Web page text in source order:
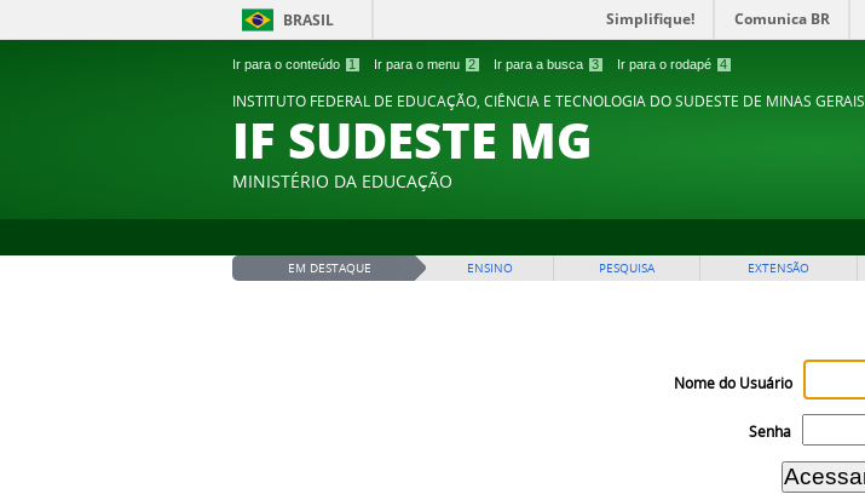
Ir para o conteúdo 1 Ir para o menu 2 Ir para a busca 3 Ir para o rodapé 4
BRASIL Simplifique! Comunica BR
INSTITUTO FEDERAL DE EDUCAÇÃO, CIÊNCIA E TECNOLOGIA DO SUDESTE DE MINAS GERAIS
IF SUDESTE MG
MINISTÉRIO DA EDUCAÇÃO
EM DESTAQUE ENSINO PESQUISA EXTENSÃO
Nome do Usuário
Senha